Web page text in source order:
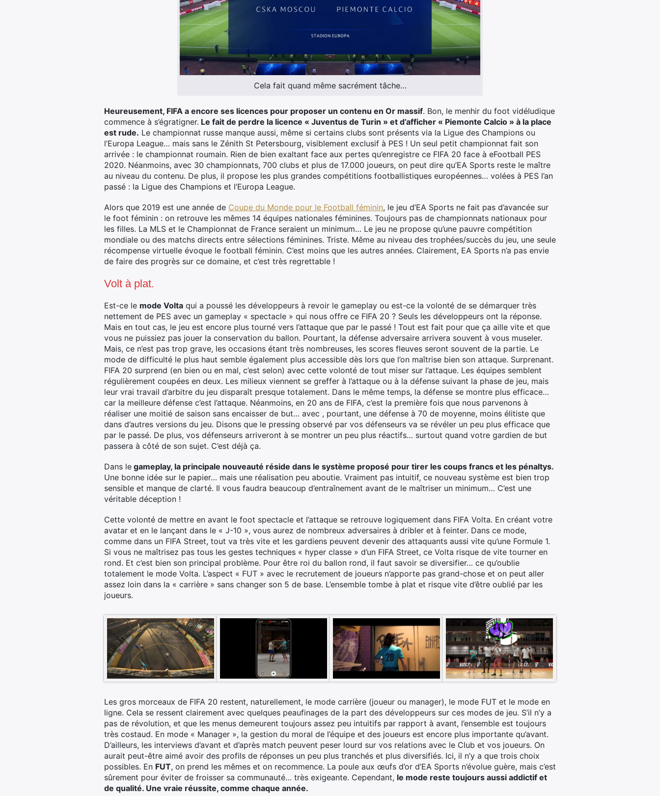
Cela fait quand même sacrément tâche…
Heureusement, FIFA a encore ses licences pour proposer un contenu en Or massif. Bon, le menhir du foot vidéludique
commence à s’égratigner. Le fait de perdre la licence « Juventus de Turin » et d’afficher « Piemonte Calcio » à la place
est rude. Le championnat russe manque aussi, même si certains clubs sont présents via la Ligue des Champions ou
l’Europa League… mais sans le Zénith St Petersbourg, visiblement exclusif à PES ! Un seul petit championnat fait son
arrivée : le championnat roumain. Rien de bien exaltant face aux pertes qu’enregistre ce FIFA 20 face à eFootball PES
2020. Néanmoins, avec 30 championnats, 700 clubs et plus de 17.000 joueurs, on peut dire qu’EA Sports reste le maître
au niveau du contenu. De plus, il propose les plus grandes compétitions footballistiques européennes… volées à PES l’an
passé : la Ligue des Champions et l’Europa League.
Alors que 2019 est une année de Coupe du Monde pour le Football féminin, le jeu d’EA Sports ne fait pas d’avancée sur
le foot féminin : on retrouve les mêmes 14 équipes nationales féminines. Toujours pas de championnats nationaux pour
les filles. La MLS et le Championnat de France seraient un minimum… Le jeu ne propose qu’une pauvre compétition
mondiale ou des matchs directs entre sélections féminines. Triste. Même au niveau des trophées/succès du jeu, une seule
récompense virtuelle évoque le football féminin. C’est moins que les autres années. Clairement, EA Sports n’a pas envie
de faire des progrès sur ce domaine, et c’est très regrettable !
Volt à plat.
Est-ce le mode Volta qui a poussé les développeurs à revoir le gameplay ou est-ce la volonté de se démarquer très
nettement de PES avec un gameplay « spectacle » qui nous offre ce FIFA 20 ? Seuls les développeurs ont la réponse.
Mais en tout cas, le jeu est encore plus tourné vers l’attaque que par le passé ! Tout est fait pour que ça aille vite et que
vous ne puissiez pas jouer la conservation du ballon. Pourtant, la défense adversaire arrivera souvent à vous museler.
Mais, ce n’est pas trop grave, les occasions étant très nombreuses, les scores fleuves seront souvent de la partie. Le
mode de difficulté le plus haut semble également plus accessible dès lors que l’on maîtrise bien son attaque. Surprenant.
FIFA 20 surprend (en bien ou en mal, c’est selon) avec cette volonté de tout miser sur l’attaque. Les équipes semblent
régulièrement coupées en deux. Les milieux viennent se greffer à l’attaque ou à la défense suivant la phase de jeu, mais
leur vrai travail d’arbitre du jeu disparaît presque totalement. Dans le même temps, la défense se montre plus efficace…
car la meilleure défense c’est l’attaque. Néanmoins, en 20 ans de FIFA, c’est la première fois que nous parvenons à
réaliser une moitié de saison sans encaisser de but… avec , pourtant, une défense à 70 de moyenne, moins élitiste que
dans d’autres versions du jeu. Disons que le pressing observé par vos défenseurs va se révéler un peu plus efficace que
par le passé. De plus, vos défenseurs arriveront à se montrer un peu plus réactifs… surtout quand votre gardien de but
passera à côté de son sujet. C’est déjà ça.
Dans le gameplay, la principale nouveauté réside dans le système proposé pour tirer les coups francs et les pénaltys.
Une bonne idée sur le papier… mais une réalisation peu aboutie. Vraiment pas intuitif, ce nouveau système est bien trop
sensible et manque de clarté. Il vous faudra beaucoup d’entraînement avant de le maîtriser un minimum… C’est une
véritable déception !
Cette volonté de mettre en avant le foot spectacle et l’attaque se retrouve logiquement dans FIFA Volta. En créant votre
avatar et en le lançant dans le « J-10 », vous aurez de nombreux adversaires à dribler et à feinter. Dans ce mode,
comme dans un FIFA Street, tout va très vite et les gardiens peuvent devenir des attaquants aussi vite qu’une Formule 1.
Si vous ne maîtrisez pas tous les gestes techniques « hyper classe » d’un FIFA Street, ce Volta risque de vite tourner en
rond. Et c’est bien son principal problème. Pour être roi du ballon rond, il faut savoir se diversifier… ce qu’oublie
totalement le mode Volta. L’aspect « FUT » avec le recrutement de joueurs n’apporte pas grand-chose et on peut aller
assez loin dans la « carrière » sans changer son 5 de base. L’ensemble tombe à plat et risque vite d’être oublié par les
joueurs.
Les gros morceaux de FIFA 20 restent, naturellement, le mode carrière (joueur ou manager), le mode FUT et le mode en
ligne. Cela se ressent clairement avec quelques peaufinages de la part des développeurs sur ces modes de jeu. S’il n’y a
pas de révolution, et que les menus demeurent toujours assez peu intuitifs par rapport à avant, l’ensemble est toujours
très costaud. En mode « Manager », la gestion du moral de l’équipe et des joueurs est encore plus importante qu’avant.
D’ailleurs, les interviews d’avant et d’après match peuvent peser lourd sur vos relations avec le Club et vos joueurs. On
aurait peut-être aimé avoir des profils de réponses un peu plus tranchés et plus diversifiés. Ici, il n’y a que trois choix
possibles. En FUT, on prend les mêmes et on recommence. La poule aux œufs d’or d’EA Sports n’évolue guère, mais c’est
sûrement pour éviter de froisser sa communauté… très exigeante. Cependant, le mode reste toujours aussi addictif et
de qualité. Une vraie réussite, comme chaque année.